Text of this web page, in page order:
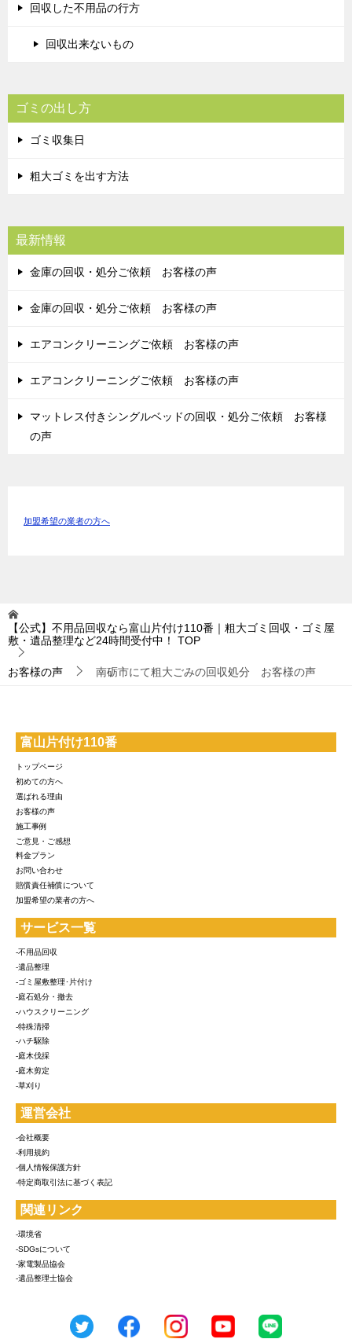
回収した不用品の行方
回収出来ないもの
ゴミの出し方
ゴミ収集日
粗大ゴミを出す方法
最新情報
金庫の回収・処分ご依頼 お客様の声
金庫の回収・処分ご依頼 お客様の声
エアコンクリーニングご依頼 お客様の声
エアコンクリーニングご依頼 お客様の声
マットレス付きシングルベッドの回収・処分ご依頼 お客様
の声
加盟希望の業者の方へ
【公式】不用品回収なら富山片付け110番｜粗大ゴミ回収・ゴミ屋
敷・遺品整理など24時間受付中！
TOP
お客様の声 南砺市にて粗大ごみの回収処分 お客様の声
富山片付け110番
トップページ
初めての方へ
選ばれる理由
お客様の声
施工事例
ご意見・ご感想
料金プラン
お問い合わせ
賠償責任補償について
加盟希望の業者の方へ
サービス一覧
-不用品回収
-遺品整理
-ゴミ屋敷整理･片付け
-庭石処分・撤去
-ハウスクリーニング
-特殊清掃
-ハチ駆除
-庭木伐採
-庭木剪定
-草刈り
運営会社
-会社概要
-利用規約
-個人情報保護方針
-特定商取引法に基づく表記
関連リンク
-環境省
-SDGsについて
-家電製品協会
-遺品整理士協会